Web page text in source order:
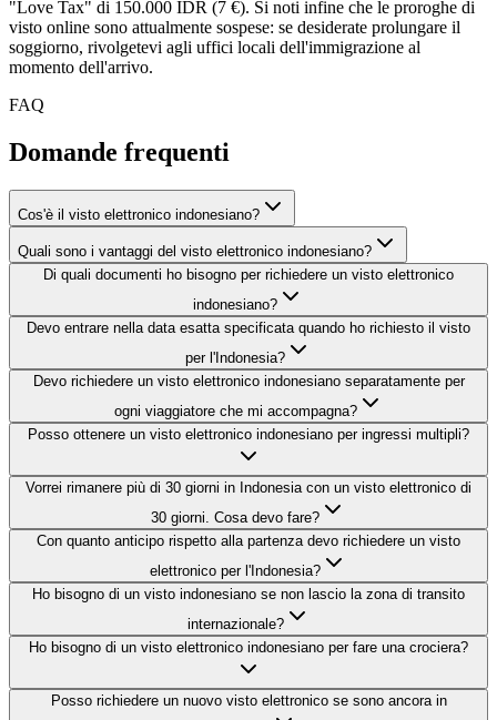
"Love Tax" di 150.000 IDR (7 €). Si noti infine che le proroghe di
visto online sono attualmente sospese: se desiderate prolungare il
soggiorno, rivolgetevi agli uffici locali dell'immigrazione al
momento dell'arrivo.
FAQ
Domande frequenti
Cos'è il visto elettronico indonesiano?
Quali sono i vantaggi del visto elettronico indonesiano?
Di quali documenti ho bisogno per richiedere un visto elettronico
indonesiano?
Devo entrare nella data esatta specificata quando ho richiesto il visto
per l'Indonesia?
Devo richiedere un visto elettronico indonesiano separatamente per
ogni viaggiatore che mi accompagna?
Posso ottenere un visto elettronico indonesiano per ingressi multipli?
Vorrei rimanere più di 30 giorni in Indonesia con un visto elettronico di
30 giorni. Cosa devo fare?
Con quanto anticipo rispetto alla partenza devo richiedere un visto
elettronico per l'Indonesia?
Ho bisogno di un visto indonesiano se non lascio la zona di transito
internazionale?
Ho bisogno di un visto elettronico indonesiano per fare una crociera?
Posso richiedere un nuovo visto elettronico se sono ancora in